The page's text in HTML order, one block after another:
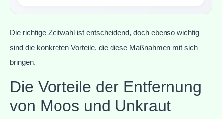
Die richtige Zeitwahl ist entscheidend, doch ebenso wichtig
sind die konkreten Vorteile, die diese Maßnahmen mit sich
bringen.
Die Vorteile der Entfernung
von Moos und Unkraut